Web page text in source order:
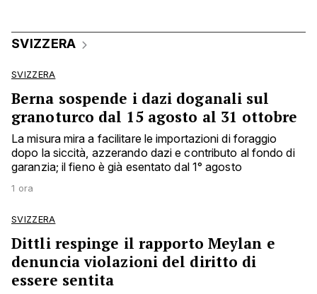
SVIZZERA
SVIZZERA
Berna sospende i dazi doganali sul
granoturco dal 15 agosto al 31 ottobre
La misura mira a facilitare le importazioni di foraggio
dopo la siccità, azzerando dazi e contributo al fondo di
garanzia; il fieno è già esentato dal 1° agosto
1 ora
SVIZZERA
Dittli respinge il rapporto Meylan e
denuncia violazioni del diritto di
essere sentita